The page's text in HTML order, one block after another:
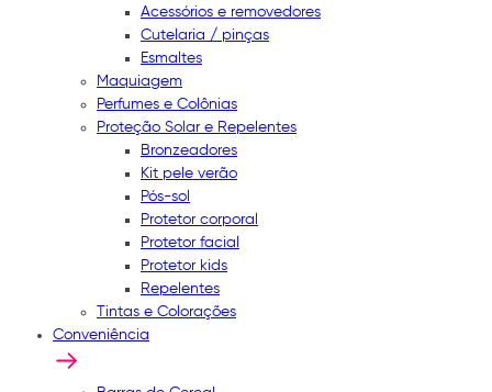
Acessórios e removedores
Cutelaria / pinças
Esmaltes
Maquiagem
Perfumes e Colônias
Proteção Solar e Repelentes
Bronzeadores
Kit pele verão
Pós-sol
Protetor corporal
Protetor facial
Protetor kids
Repelentes
Tintas e Colorações
Conveniência